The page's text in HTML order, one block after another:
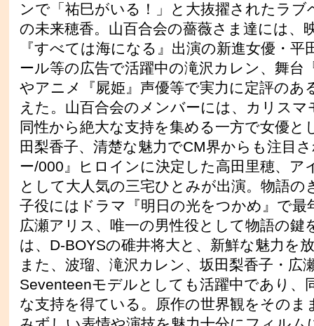
ンで「祐巳がいる！」と大抜擢されたラブ
の未来穂香。山百合会の薔薇さま達には、
『すべては海になる』出演の新進女優・平
ール等の広告で活躍中の滝沢カレン、舞台
やアニメ『屍姫』声優等で実力に定評のあ
えた。山百合会のメンバーには、カリスマ
同性から絶大な支持を集める一方で女優と
田梨香子、清楚な魅力でCM界からも注目
ー/000』ヒロインに決定した高田里穂、ア
として大人気の三宅ひとみが出演。物語の
子役にはドラマ『明日の光をつかめ』で最
広瀬アリス、唯一の男性役として物語の鍵
は、D-BOYSの碓井将大と、新鮮な魅力を
また、波瑠、滝沢カレン、坂田梨香子・広
Seventeenモデルとしても活躍中であり、
な支持を得ている。原作の世界観をそのま